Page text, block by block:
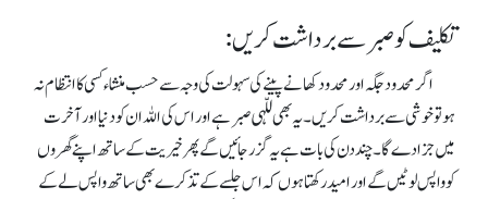
تکلیف کو صبر سے برداشت کریں:
اگر محدود جگہ اور محدود کھانے پینے کی سہولت کی وجہ سے حسب منشا ء کسی کا انتظام نہ
ہو تو خوشی سے برداشت کریں۔ یہ بھی للّہی صبر ہے اور اس کی اللہ ان کودنیا اور آخرت
میں جزا دے گا ۔ چند دن کی بات ہے یہ گزر جائیں گے پھرخیریت کے ساتھ اپنے گھروں
کو واپس لوٹیں گے اور امید رکھتاہوں کہ اس جلسے کے تذکرے بھی ساتھ واپس لے کے